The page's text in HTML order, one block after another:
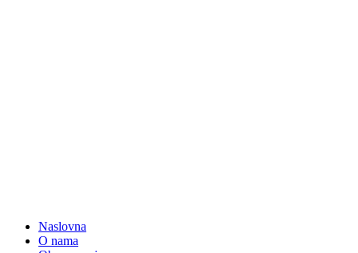
Naslovna
O nama